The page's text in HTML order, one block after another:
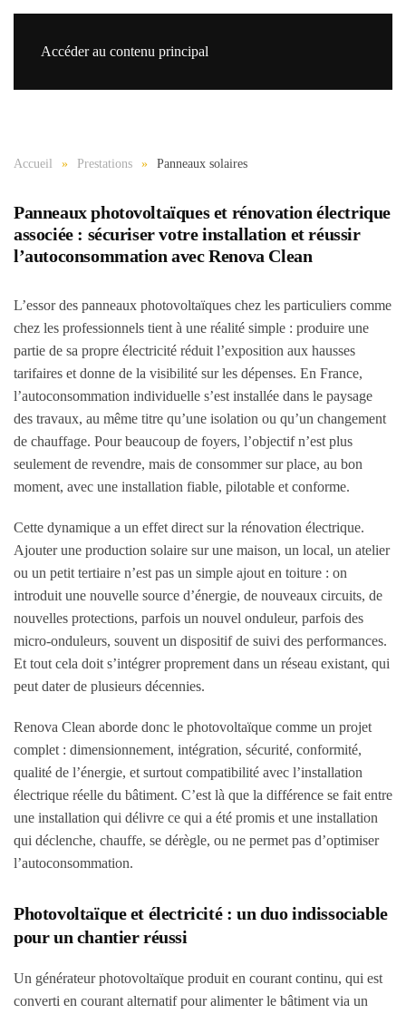
Accéder au contenu principal
Accueil Prestations Panneaux solaires
Panneaux photovoltaïques et rénovation électrique
associée : sécuriser votre installation et réussir
l’autoconsommation avec Renova Clean
L’essor des panneaux photovoltaïques chez les particuliers comme
chez les professionnels tient à une réalité simple : produire une
partie de sa propre électricité réduit l’exposition aux hausses
tarifaires et donne de la visibilité sur les dépenses. En France,
l’autoconsommation individuelle s’est installée dans le paysage
des travaux, au même titre qu’une isolation ou qu’un changement
de chauffage. Pour beaucoup de foyers, l’objectif n’est plus
seulement de revendre, mais de consommer sur place, au bon
moment, avec une installation fiable, pilotable et conforme.
Cette dynamique a un effet direct sur la rénovation électrique.
Ajouter une production solaire sur une maison, un local, un atelier
ou un petit tertiaire n’est pas un simple ajout en toiture : on
introduit une nouvelle source d’énergie, de nouveaux circuits, de
nouvelles protections, parfois un nouvel onduleur, parfois des
micro-onduleurs, souvent un dispositif de suivi des performances.
Et tout cela doit s’intégrer proprement dans un réseau existant, qui
peut dater de plusieurs décennies.
Renova Clean aborde donc le photovoltaïque comme un projet
complet : dimensionnement, intégration, sécurité, conformité,
qualité de l’énergie, et surtout compatibilité avec l’installation
électrique réelle du bâtiment. C’est là que la différence se fait entre
une installation qui délivre ce qui a été promis et une installation
qui déclenche, chauffe, se dérègle, ou ne permet pas d’optimiser
l’autoconsommation.
Photovoltaïque et électricité : un duo indissociable
pour un chantier réussi
Un générateur photovoltaïque produit en courant continu, qui est
converti en courant alternatif pour alimenter le bâtiment via un